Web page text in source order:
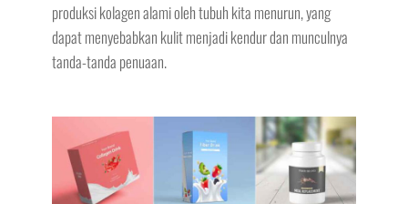
produksi kolagen alami oleh tubuh kita menurun, yang
dapat menyebabkan kulit menjadi kendur dan munculnya
tanda-tanda penuaan.